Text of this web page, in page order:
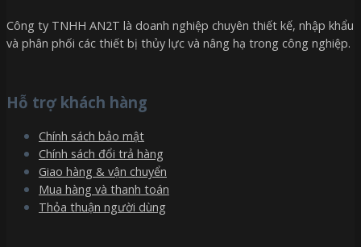
Công ty TNHH AN2T là doanh nghiệp chuyên thiết kế, nhập khẩu
và phân phối các thiết bị thủy lực và nâng hạ trong công nghiệp.
Hỗ trợ khách hàng
Chính sách bảo mật
Chính sách đổi trả hàng
Giao hàng & vận chuyển
Mua hàng và thanh toán
Thỏa thuận người dùng